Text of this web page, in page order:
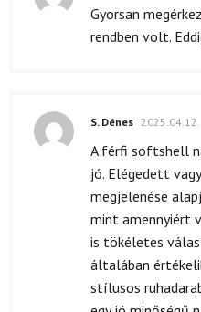
Gyorsan
rendben volt.
S. Dénes 2025.04.12.
A férfi softshell
jó. Elégedett
megjelenése
mint amennyiért
is tökéletes
általában
stílusos